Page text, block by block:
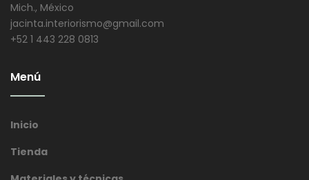
Mich., México
jacinta.interiorismo@gmail.com
+52 1 443 228 0813
Menú
Inicio
Tienda